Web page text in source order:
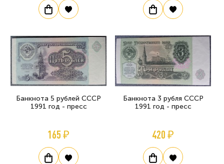
Банкнота 5 рублей СССР
1991 год - пресс
165 ₽
Банкнота 3 рубля СССР
1991 год - пресс
420 ₽